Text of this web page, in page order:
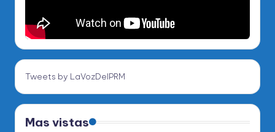
Tweets by LaVozDelPRM
Mas vistas